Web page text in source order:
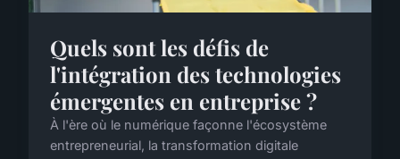
Quels sont les défis de
l'intégration des technologies
émergentes en entreprise ?
À l'ère où le numérique façonne l'écosystème
entrepreneurial, la transformation digitale